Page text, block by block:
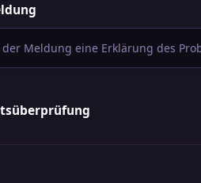
der Meldung eine Erklärung des